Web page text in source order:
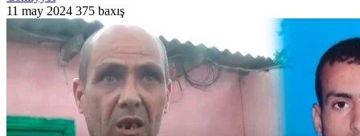
11 may 2024 375 baxış